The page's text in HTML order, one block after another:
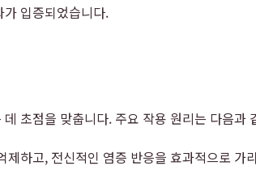
입증되었습니다.
초점을 맞춥니다. 주요 작용 원리는 다음과
하고, 전신적인 염증 반응을 효과적으로 가